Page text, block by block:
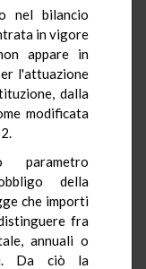
nel bilancio
in vigore
appare in
l'attuazione
dalla
modificata
parametro
della
che importi
fra
annuali o
Da ciò la